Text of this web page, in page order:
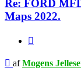
Re: FORD
Maps 2022.
Indlæg
afMogens